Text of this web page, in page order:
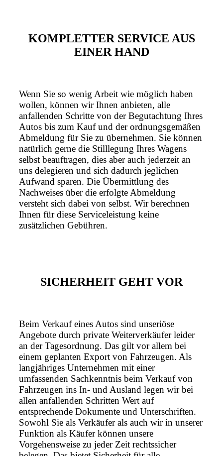
KOMPLETTER SERVICE AUS
EINER HAND
Wenn Sie so wenig Arbeit wie möglich haben
wollen, können wir Ihnen anbieten, alle
anfallenden Schritte von der Begutachtung Ihres
Autos bis zum Kauf und der ordnungsgemäßen
Abmeldung für Sie zu übernehmen. Sie können
natürlich gerne die Stilllegung Ihres Wagens
selbst beauftragen, dies aber auch jederzeit an
uns delegieren und sich dadurch jeglichen
Aufwand sparen. Die Übermittlung des
Nachweises über die erfolgte Abmeldung
versteht sich dabei von selbst. Wir berechnen
Ihnen für diese Serviceleistung keine
zusätzlichen Gebühren.
SICHERHEIT GEHT VOR
Beim Verkauf eines Autos sind unseriöse
Angebote durch private Weiterverkäufer leider
an der Tagesordnung. Das gilt vor allem bei
einem geplanten Export von Fahrzeugen. Als
langjähriges Unternehmen mit einer
umfassenden Sachkenntnis beim Verkauf von
Fahrzeugen ins In- und Ausland legen wir bei
allen anfallenden Schritten Wert auf
entsprechende Dokumente und Unterschriften.
Sowohl Sie als Verkäufer als auch wir in unserer
Funktion als Käufer können unsere
Vorgehensweise zu jeder Zeit rechtssicher